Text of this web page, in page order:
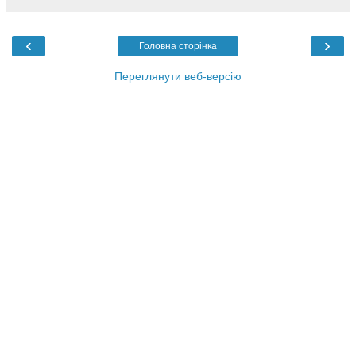
‹ ›
Головна сторінка
Переглянути веб-версію